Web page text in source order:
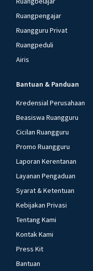
Ruangpengajar
Ruangguru Privat
Ruangpeduli
Airis
Bantuan & Panduan
Kredensial Perusahaan
Beasiswa Ruangguru
Cicilan Ruangguru
Promo Ruangguru
Laporan Kerentanan
Layanan Pengaduan
Syarat & Ketentuan
Kebijakan Privasi
Tentang Kami
Kontak Kami
Press Kit
Bantuan